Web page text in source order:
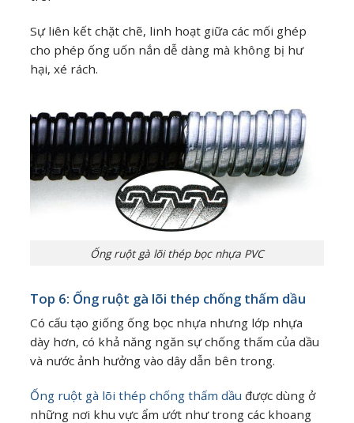
Sự liên kết chặt chẽ, linh hoạt giữa các mối ghép
cho phép ống uốn nắn dễ dàng mà không bị hư
hại, xé rách.
Ống ruột gà lõi thép bọc nhựa PVC
Top 6: Ống ruột gà lõi thép chống thấm dầu
Có cấu tạo giống ống bọc nhựa nhưng lớp nhựa
dày hơn, có khả năng ngăn sự chống thấm của dầu
và nước ảnh hưởng vào dây dẫn bên trong.
Ống ruột gà lõi thép chống thấm dầu được dùng ở
những nơi khu vực ẩm ướt như trong các khoang